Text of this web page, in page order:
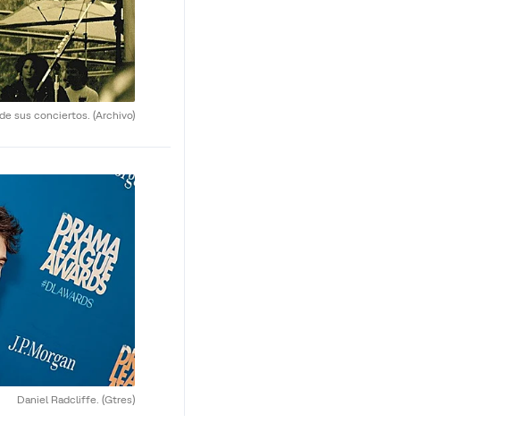
sus conciertos. (Archivo)
Daniel Radcliffe. (Gtres)